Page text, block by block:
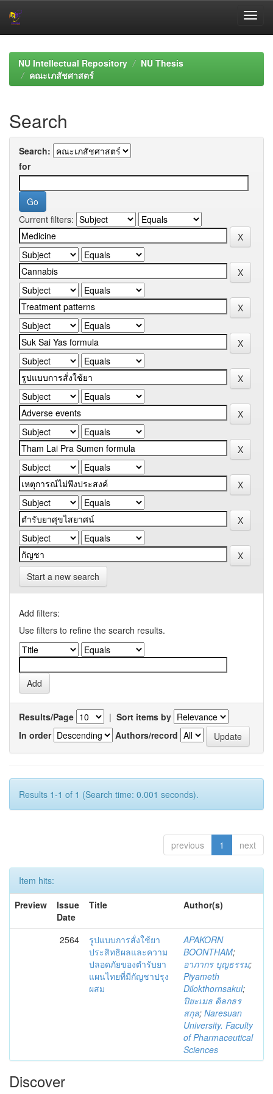
navigationNU Intellectual Repository
NU Thesis
คณะเภสัชศาสตร์
Search
Search:
for
Current filters:
Start a new search
Add filters:
Use filters to refine the search results.
Results/Page | Sort items by
In order
Authors/record
Results 1-1 of 1 (Search time: 0.001 seconds).
previous 1 next
Item hits:
Preview
Issue
Date
Title Author(s)
2564
รูปแบบการสั่งใช้ยา
ประสิทธิผลและความ
ปลอดภัยของตำรับยา
แผนไทยที่มีกัญชาปรุง
ผสม
APAKORN
BOONTHAM;
อาภากร บุญธรรม;
Piyameth
Dilokthornsakul;
ปิยะเมธ ดิลกธร
สกุล; Naresuan
University. Faculty
of Pharmaceutical
Sciences
Discover